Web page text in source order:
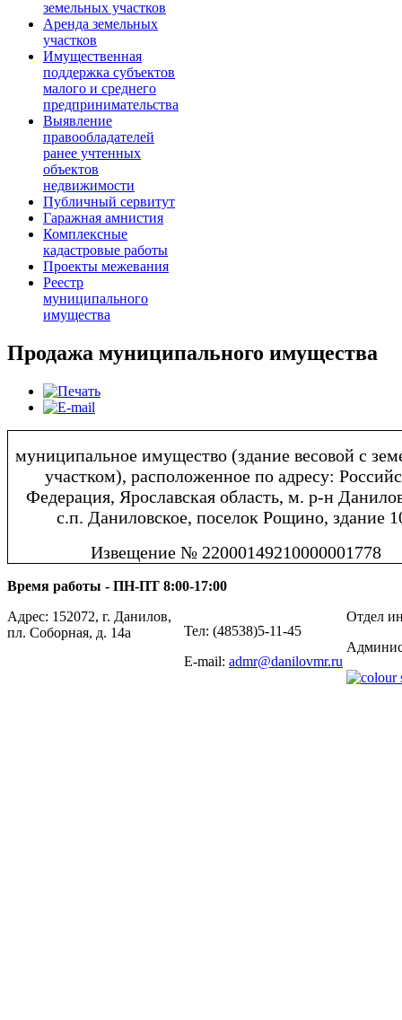
земельных участков
Аренда земельных
участков
Имущественная
поддержка субъектов
малого и среднего
предпринимательства
Выявление
правообладателей
ранее учтенных
объектов
недвижимости
Публичный сервитут
Гаражная амнистия
Комплексные
кадастровые работы
Проекты межевания
Реестр
муниципального
имущества
Продажа муниципального имущества
муниципальное имущество (здание весовой с
участком), расположенное по адресу:
Федерация, Ярославская область, м. р-н
с.п. Даниловское, поселок Рощино, здание
Извещение № 22000149210000001778
Время работы - ПН-ПТ 8:00-17:00
Адрес: 152072, г. Данилов,
пл. Соборная, д. 14а
Тел: (48538)5-11-45
E-mail: admr@danilovmr.ru
Отдел